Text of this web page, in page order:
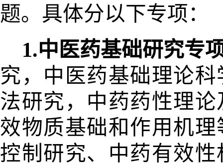
题。具体分以下专项：
1.中医药基础研究专
究，中 医药基础理论
法研究，中药药性理论
效物质基础和作用机理
控制研究、中药有效